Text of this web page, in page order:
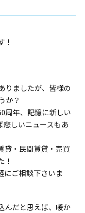
！
りましたが、皆様の
か？
周年、記憶に新しい
悲しいニュースもあ
貸・民間賃貸・売買
！
にご相談下さいま
んだと思えば、暖か